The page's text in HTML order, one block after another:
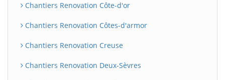
Chantiers Renovation Côte-d'or
Chantiers Renovation Côtes-d'armor
Chantiers Renovation Creuse
Chantiers Renovation Deux-Sèvres